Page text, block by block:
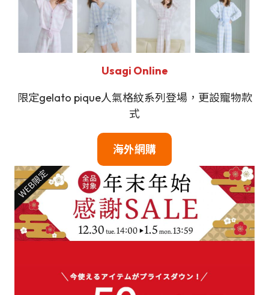
Usagi Online
限定gelato pique人氣格紋系列登場，更設寵物款
式
海外網購